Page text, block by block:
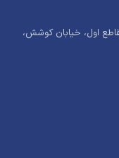
اول، خیابان کوشش،